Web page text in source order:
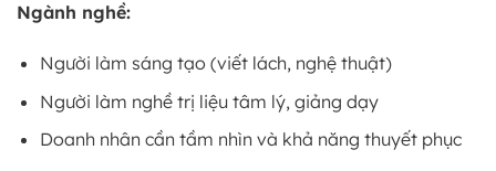
Ngành nghề:
Người làm sáng tạo (viết lách, nghệ thuật)
Người làm nghề trị liệu tâm lý, giảng dạy
Doanh nhân cần tầm nhìn và khả năng thuyết phục